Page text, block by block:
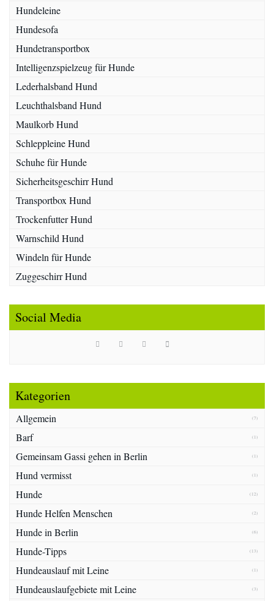
Hundeleine
Hundesofa
Hundetransportbox
Intelligenzspielzeug für Hunde
Lederhalsband Hund
Leuchthalsband Hund
Maulkorb Hund
Schleppleine Hund
Schuhe für Hunde
Sicherheitsgeschirr Hund
Transportbox Hund
Trockenfutter Hund
Warnschild Hund
Windeln für Hunde
Zuggeschirr Hund
Social Media
Kategorien
Allgemein (7)
Barf (1)
Gemeinsam Gassi gehen in Berlin (1)
Hund vermisst (1)
Hunde (12)
Hunde Helfen Menschen (2)
Hunde in Berlin (6)
Hunde-Tipps (13)
Hundeauslauf mit Leine (1)
Hundeauslaufgebiete mit Leine (3)